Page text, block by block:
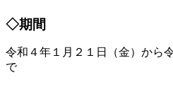
◇期間
令和４年１月２１日（金）から
で